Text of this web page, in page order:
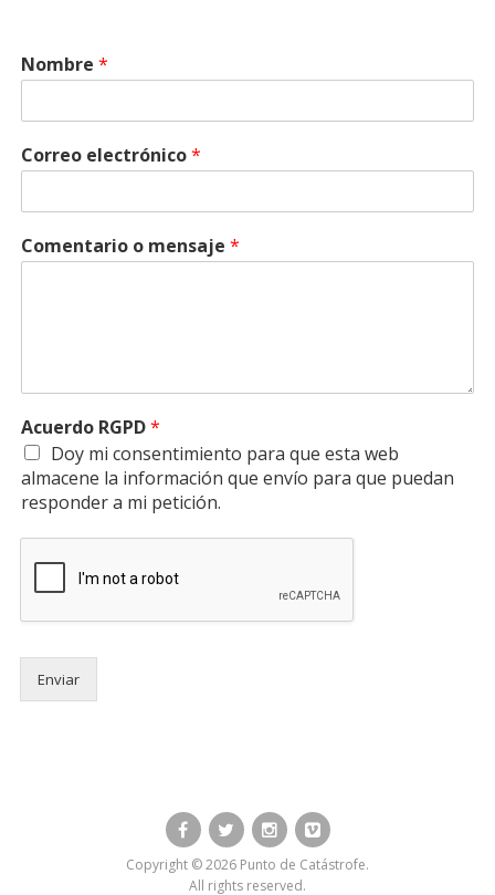
Nombre *
Correo electrónico*
Comentario o mensaje *
Acuerdo RGPD*
Doy mi consentimiento para que esta web
almacene la información que envío para que puedan
responder a mi petición.
Enviar
Facebook Twitter InstagramVimeo
Copyright © 2026 Punto de Catástrofe.
All rights reserved.